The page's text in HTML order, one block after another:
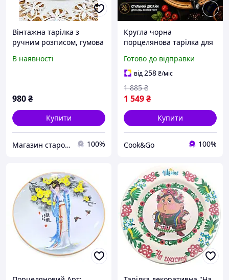
Вінтажна тарілка з
ручним розписом, гумова
Warnecke, дизайн -
В наявності
980₴
Купити
Магазин старовини та вінтажу "Антикварна лавка" 100%
Кругла чорна
порцелянова тарілка для
підставкою, Підставка
секційна для страви під
піцу що обертається
Готово до відправки
від258₴/міс
1 549₴
1 885 ₴
Купити
Сook&Go 100%